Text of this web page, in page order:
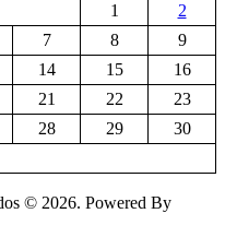
1
2
7 8
9
14 15
16
21 22
23
28 29
30
© 2026. Powered By